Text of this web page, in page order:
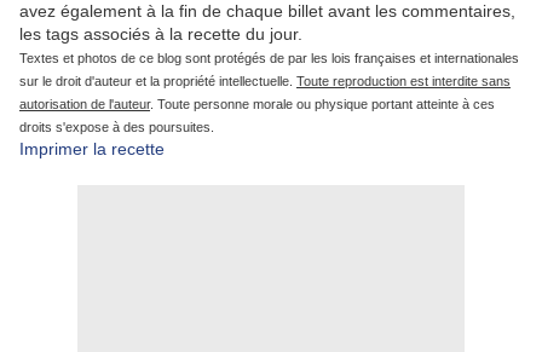
avez également à la fin de chaque billet avant les commentaires,
les tags associés à la recette du jour.
Textes et photos de ce blog sont protégés de par les lois françaises et internationales
sur le droit d'auteur et la propriété intellectuelle. Toute reproduction est interdite sans
autorisation de l'auteur. Toute personne morale ou physique portant atteinte à ces
droits s'expose à des poursuites.
Imprimer la recette